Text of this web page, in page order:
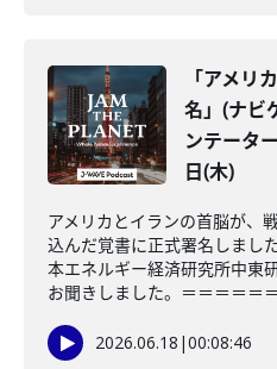
「アメリ
名」(ナビ
ンテータ
日(木)
アメリカとイランの首脳が、
込んだ覚書に正式署名しまし
本エネルギー経済研究所中東
お聞きしました。＝＝＝＝＝
2026.06.18 |00:08:46